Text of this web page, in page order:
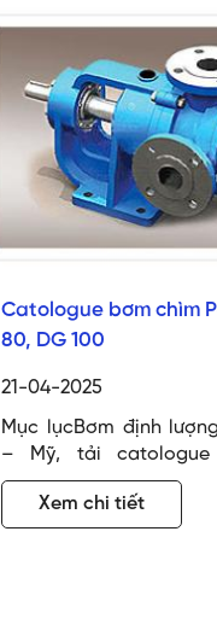
Catologue bơm chìm
80, DG 100
21-04-2025
Mục lụcBơm định
– Mỹ, tải catologue
White.Catologue bơm
Blue whiteClick để tải
định lượng Blue
Xem chi tiết